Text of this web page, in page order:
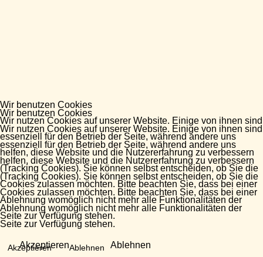
Wir benutzen Cookies
Wir nutzen Cookies auf unserer Website. Einige von ihnen sind
essenziell für den Betrieb der Seite, während andere uns
helfen, diese Website und die Nutzererfahrung zu verbessern
(Tracking Cookies). Sie können selbst entscheiden, ob Sie die
Cookies zulassen möchten. Bitte beachten Sie, dass bei einer
Ablehnung womöglich nicht mehr alle Funktionalitäten der
Seite zur Verfügung stehen.
Akzeptieren Ablehnen
Wir benutzen Cookies
Wir nutzen Cookies auf unserer Website. Einige von ihnen sind
essenziell für den Betrieb der Seite, während andere uns
helfen, diese Website und die Nutzererfahrung zu verbessern
(Tracking Cookies). Sie können selbst entscheiden, ob Sie die
Cookies zulassen möchten. Bitte beachten Sie, dass bei einer
Ablehnung womöglich nicht mehr alle Funktionalitäten der
Seite zur Verfügung stehen.
Akzeptieren Ablehnen